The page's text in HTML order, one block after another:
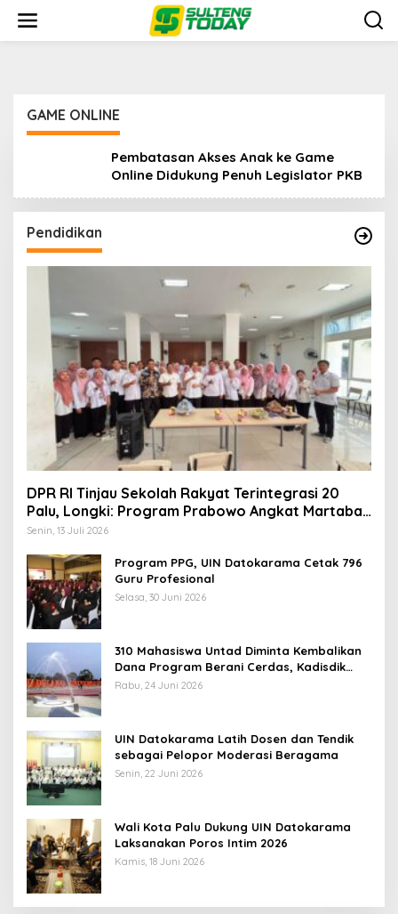
konten
GAME ONLINE
Pembatasan Akses Anak ke Game
Online Didukung Penuh Legislator PKB
Pendidikan
DPR RI Tinjau Sekolah Rakyat Terintegrasi 20
Palu, Longki: Program Prabowo Angkat Martabat
Anak Miskin
Senin, 13 Juli 2026
Program PPG, UIN Datokarama Cetak 796
Guru Profesional
Selasa, 30 Juni 2026
310 Mahasiswa Untad Diminta Kembalikan
Dana Program Berani Cerdas, Kadisdik
Sulteng: Tidak Boleh Terima Beasiswa
Rabu, 24 Juni 2026
UIN Datokarama Latih Dosen dan Tendik
sebagai Pelopor Moderasi Beragama
Senin, 22 Juni 2026
Wali Kota Palu Dukung UIN Datokarama
Laksanakan Poros Intim 2026
Kamis, 18 Juni 2026